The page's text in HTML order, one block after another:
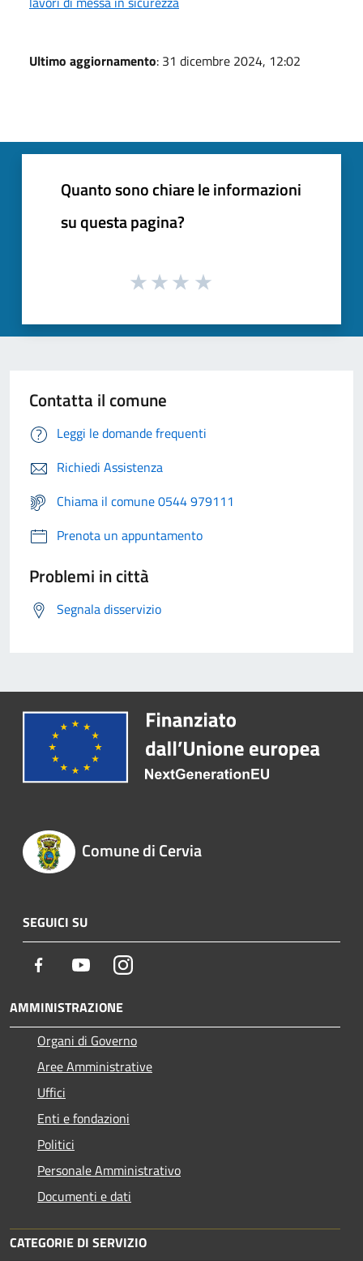
Ultimo aggiornamento: 31 dicembre 2024, 12:02
Quanto sono chiare le informazioni
su questa pagina?
Contatta il comune
Leggi le domande frequenti
Richiedi Assistenza
Chiama il comune 0544 979111
Prenota un appuntamento
Problemi in città
Segnala disservizio
Comune di Cervia
SEGUICI SU
Facebook YoutubeInstagram
AMMINISTRAZIONE
Organi di Governo
Aree Amministrative
Uffici
Enti e fondazioni
Politici
Personale Amministrativo
Documenti e dati
CATEGORIE DI SERVIZIO